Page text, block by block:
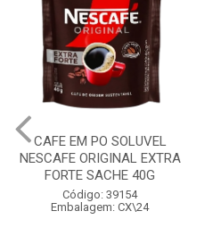
CAFE EM PO SOLUVEL
NESCAFE ORIGINAL EXTRA
FORTE SACHE 40G
Código: 39154
Embalagem: CX\24